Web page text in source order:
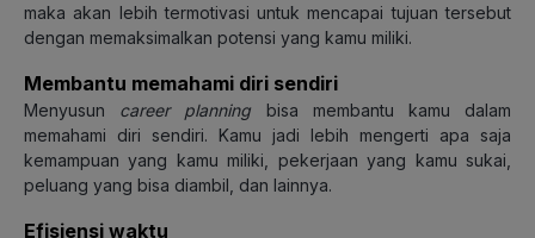
maka akan lebih termotivasi untuk mencapai tujuan tersebut
dengan memaksimalkan potensi yang kamu miliki.
Membantu memahami diri sendiri
Menyusun career planning bisa membantu kamu dalam
memahami diri sendiri. Kamu jadi lebih mengerti apa saja
kemampuan yang kamu miliki, pekerjaan yang kamu sukai,
peluang yang bisa diambil, dan lainnya.
Efisiensi waktu